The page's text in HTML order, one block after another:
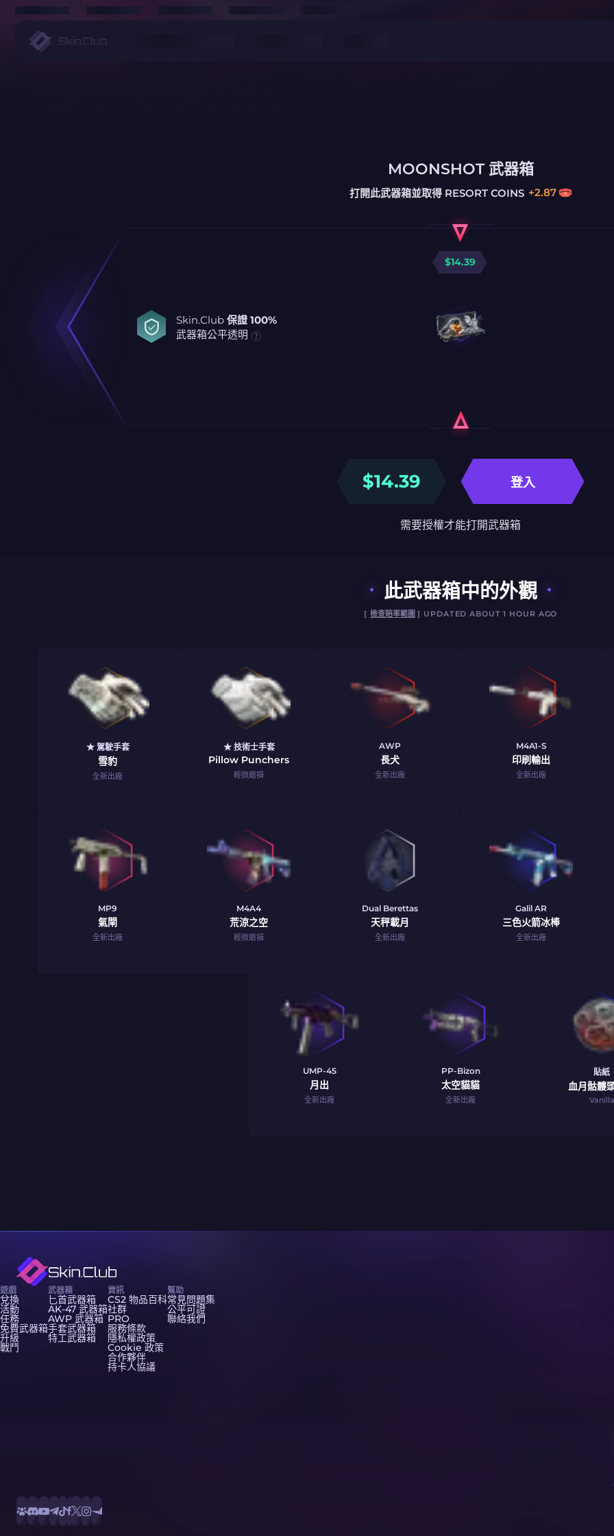
MOONSHOT 武器箱
打開此武器箱並取得RESORT COINS +2.87
Skin.Club 保證 100%
武器箱公平透明
$14.39
$14.39 登入
需要授權才能打開武器箱
此武器箱中的外觀
[ 檢查賠率範圍 ] UPDATED ABOUT 1 HOUR AGO
★ 駕駛手套
雪豹
全新出廠
★ 技術士手套
Pillow Punchers
輕微磨損
AWP
長犬
全新出廠
M4A1-S
印刷輸出
全新出廠
MP9
氣閘
全新出廠
M4A4
荒涼之空
輕微磨損
Dual Berettas
天秤載月
全新出廠
Galil AR
三色火箭冰棒
全新出廠
UMP-45
月出
全新出廠
PP-Bizon
太空貓貓
全新出廠
貼紙
血月骷髏
Vanilla
遊戲
兌換
活動
任務
免費武器箱
升級
戰鬥
武器箱
匕首武器箱
AK-47 武器箱
AWP 武器箱
手套武器箱
特工武器箱
資訊
CS2 物品百科
社群
PRO
服務條款
隱私權政策
Cookie 政策
合作夥伴
持卡人協議
幫助
常見問題集
公平可證
聯絡我們